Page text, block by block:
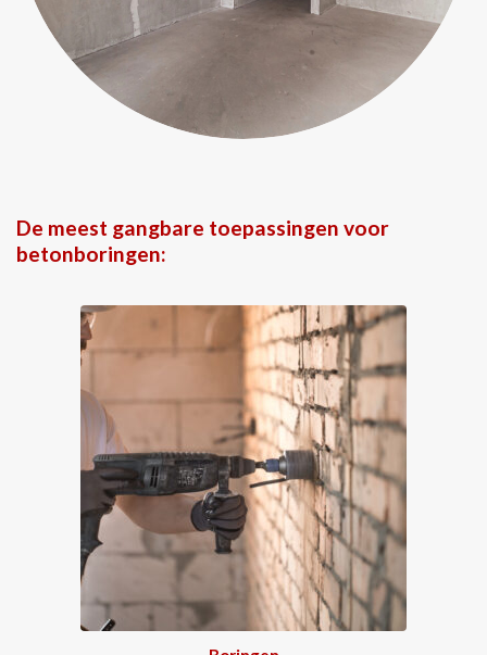
De meest gangbare toepassingen voor
betonboringen: